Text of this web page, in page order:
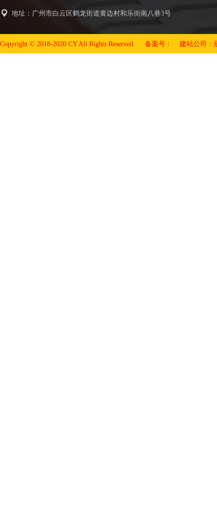
 地址：广州市白云区鹤龙街道黄边村和乐街南八巷3号
Copyright © 2018-2020 CY All Rights Reserved. 备案号： 建站公司：